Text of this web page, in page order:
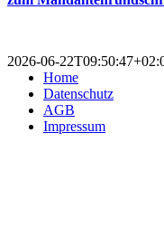
2026-06-
Home
Datenschutz
AGB
Impressum